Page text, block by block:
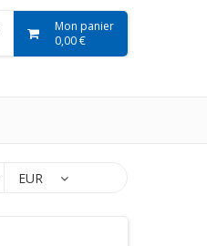
Mon panier
0,00 €
EUR